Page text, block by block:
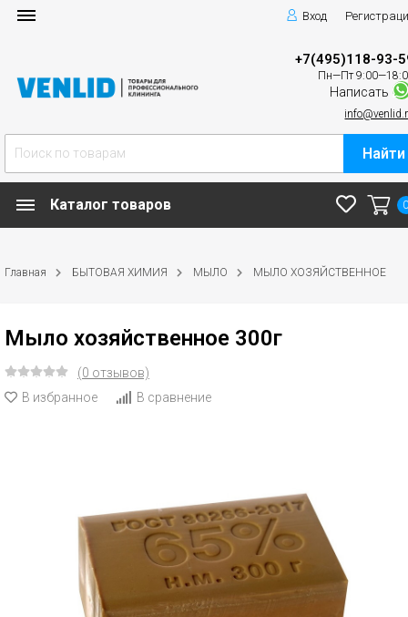
Вход
+7(495)118-93-
Пн—Пт
Написать
Найти
Каталог товаров
Главная БЫТОВАЯ ХИМИЯ МЫЛО МЫЛО ХОЗЯЙСТВЕННОЕ
Мыло хозяйственное 300г
(0 отзывов)
В избранное
В сравнение